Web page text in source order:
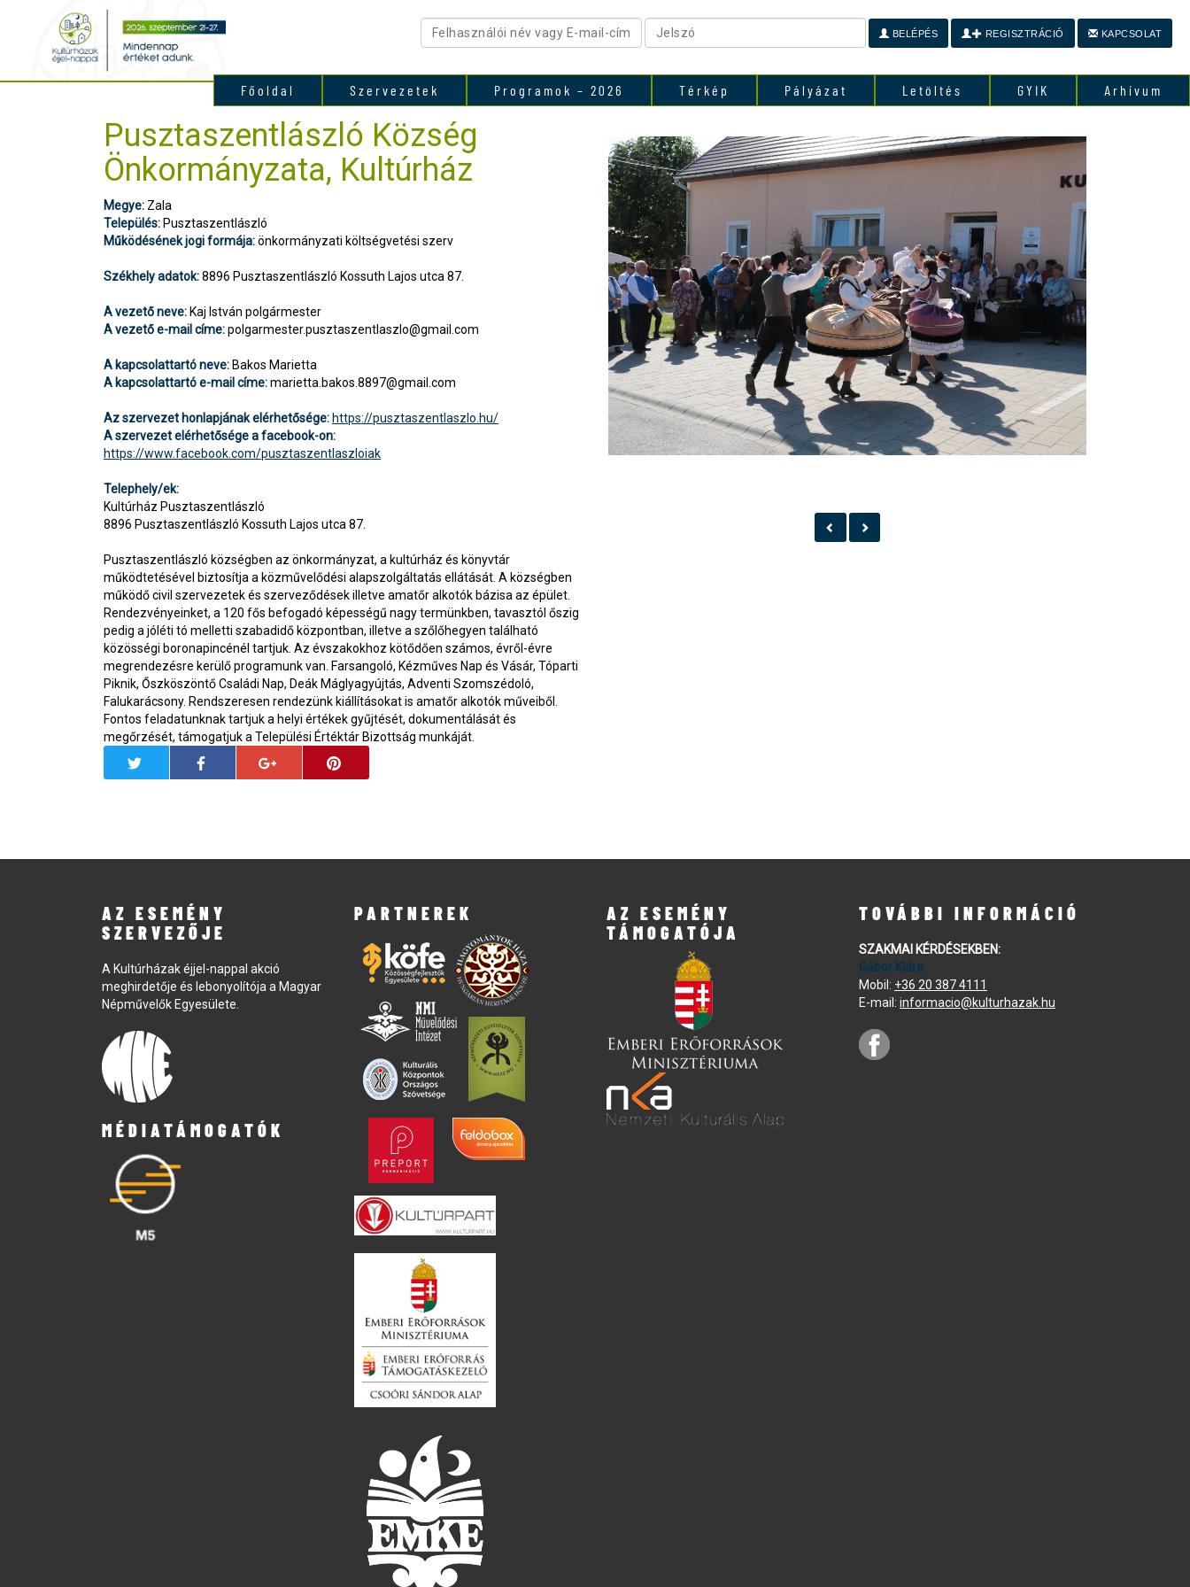
Főoldal Szervezetek Programok – 2026 Térkép Pályázat Letöltés GYIK Arhívum
BELÉPÉS REGISZTRÁCIÓ KAPCSOLAT
Pusztaszentlászló Község
Önkormányzata, Kultúrház
Megye: Zala
Település: Pusztaszentlászló
Működésének jogi formája:önkormányzati költségvetési szerv
Székhely adatok:8896 Pusztaszentlászló Kossuth Lajos utca 87.
A vezető neve: Kaj István polgármester
A vezető e-mail címe:polgarmester.pusztaszentlaszlo@gmail.com
A kapcsolattartó neve: Bakos Marietta
A kapcsolattartó e-mail címe:marietta.bakos.8897@gmail.com
Az szervezet honlapjának elérhetősége: https://pusztaszentlaszlo.hu/
A szervezet elérhetősége a facebook-on:
https://www.facebook.com/pusztaszentlaszloiak
Telephely/ek:
Kultúrház Pusztaszentlászló
8896 Pusztaszentlászló Kossuth Lajos utca 87.
Pusztaszentlászló községben az önkormányzat, a kultúrház és könyvtár
működtetésével biztosítja a közművelődési alapszolgáltatás ellátását. A községben
működő civil szervezetek és szerveződések illetve amatőr alkotók bázisa az épület.
Rendezvényeinket, a 120 fős befogadó képességű nagy termünkben, tavasztól őszig
pedig a jóléti tó melletti szabadidő központban, illetve a szőlőhegyen található
közösségi boronapincénél tartjuk. Az évszakokhoz kötődően számos, évről-évre
megrendezésre kerülő programunk van. Farsangoló, Kézműves Nap és Vásár, Tóparti
Piknik, Őszköszöntő Családi Nap, Deák Máglyagyújtás, Adventi Szomszédoló,
Falukarácsony. Rendszeresen rendezünk kiállításokat is amatőr alkotók műveiből.
Fontos feladatunknak tartjuk a helyi értékek gyűjtését, dokumentálását és
megőrzését, támogatjuk a Települési Értéktár Bizottság munkáját.
AZ ESEMÉNY
SZERVEZŐJE
A Kultúrházak éjjel-nappal akció
meghirdetője és lebonyolítója a Magyar
Népművelők Egyesülete.
MÉDIATÁMOGATÓK
PARTNEREK
AZ ESEMÉNY
TÁMOGATÓJA
TOVÁBBI INFORMÁCIÓ
SZAKMAI KÉRDÉSEKBEN:
Gábor Klára
Mobil: +36 20 387 4111
E-mail: informacio@kulturhazak.hu